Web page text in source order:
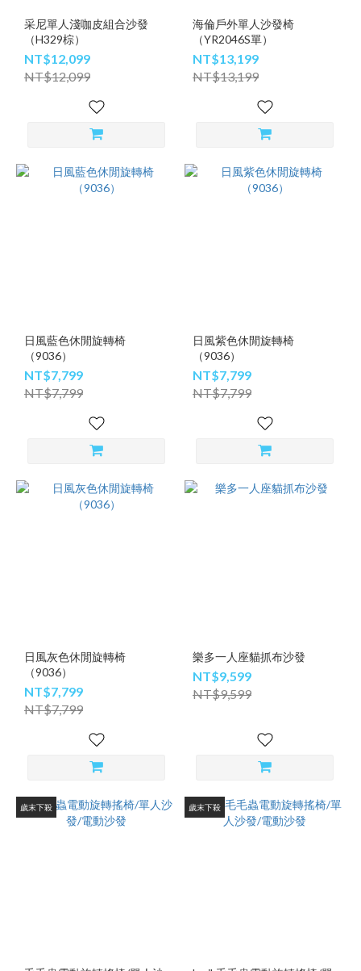
采尼單人淺咖皮組合沙發
（H329棕）
NT$12,099
NT$12,099
海倫戶外單人沙發椅
（YR2046S單）
NT$13,199
NT$13,199
日風藍色休閒旋轉椅
（9036）
NT$7,799
NT$7,799
日風紫色休閒旋轉椅
（9036）
NT$7,799
NT$7,799
日風灰色休閒旋轉椅
（9036）
NT$7,799
NT$7,799
樂多一人座貓抓布沙發
NT$9,599
NT$9,599
歲末下殺 歲末下殺